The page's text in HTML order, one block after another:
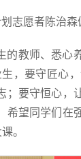
志愿者陈治森
教师、悉
，要守匠心
要守恒心
望同学们
。